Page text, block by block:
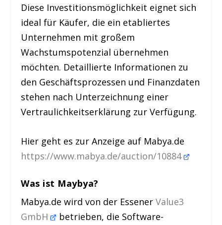
Diese Investitionsmöglichkeit eignet sich
ideal für Käufer, die ein etabliertes
Unternehmen mit großem
Wachstumspotenzial übernehmen
möchten. Detaillierte Informationen zu
den Geschäftsprozessen und Finanzdaten
stehen nach Unterzeichnung einer
Vertraulichkeitserklärung zur Verfügung.
Hier geht es zur Anzeige auf Mabya.de
https://www.mabya.de/auction/10884
Was ist Maybya?
Mabya.de wird von der EssenerValue3
GmbH
betrieben, die Software-